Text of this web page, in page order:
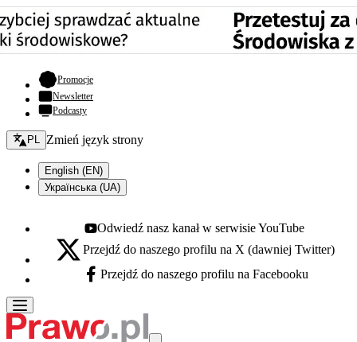
Promocje- otwiera się w nowej karcie
Newsletter
Podcasty
Zmień język - bieżący:
PL Zmień język strony
English (EN)
Українська (UA)
Youtube - otwiera się w nowej karcie
Odwiedź nasz kanał w serwisie YouTube
X - otwiera się w nowej karcie
Przejdź do naszego profilu na X (dawniej Twitter)
Facebook - otwiera się w nowej karcie
Przejdź do naszego profilu na Facebooku